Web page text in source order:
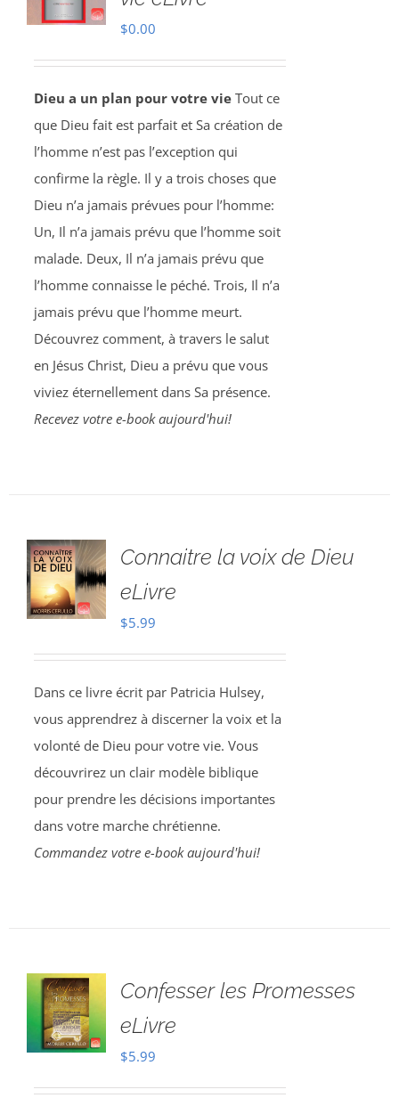
$0.00
Dieu a un plan pour votre vie Tout ce
que Dieu fait est parfait et Sa création de
l’homme n’est pas l’exception qui
confirme la règle. Il y a trois choses que
Dieu n’a jamais prévues pour l’homme:
Un, Il n’a jamais prévu que l’homme soit
malade. Deux, Il n’a jamais prévu que
l’homme connaisse le péché. Trois, Il n’a
jamais prévu que l’homme meurt.
Découvrez comment, à travers le salut
en Jésus Christ, Dieu a prévu que vous
viviez éternellement dans Sa présence.
Recevez votre e-book aujourd'hui!
Connaitre la voix de Dieu
eLivre
$5.99
Dans ce livre écrit par Patricia Hulsey,
vous apprendrez à discerner la voix et la
volonté de Dieu pour votre vie. Vous
découvrirez un clair modèle biblique
pour prendre les décisions importantes
dans votre marche chrétienne.
Commandez votre e-book aujourd'hui!
Confesser les Promesses
eLivre
$5.99